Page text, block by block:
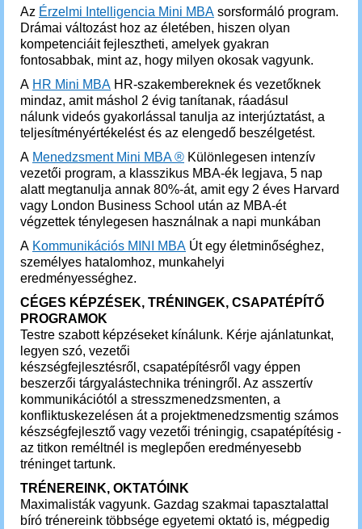
Az Érzelmi Intelligencia Mini MBA sorsformáló program.
Drámai változást hoz az életében, hiszen olyan
kompetenciáit fejlesztheti, amelyek gyakran
fontosabbak, mint az, hogy milyen okosak vagyunk.
A HR Mini MBA HR-szakembereknek és vezetőknek
mindaz, amit máshol 2 évig tanítanak, ráadásul
nálunk videós gyakorlással tanulja az interjúztatást, a
teljesítményértékelést és az elengedő beszélgetést.
A Menedzsment Mini MBA ® Különlegesen intenzív
vezetői program, a klasszikus MBA-ék legjava, 5 nap
alatt megtanulja annak 80%-át, amit egy 2 éves Harvard
vagy London Business School után az MBA-ét
végzettek ténylegesen használnak a napi munkában
A Kommunikációs MINI MBA Út egy életminőséghez,
személyes hatalomhoz, munkahelyi
eredményességhez.
CÉGES KÉPZÉSEK, TRÉNINGEK, CSAPATÉPÍTŐ
PROGRAMOK
Testre szabott képzéseket kínálunk. Kérje ajánlatunkat,
legyen szó, vezetői
készségfejlesztésről, csapatépítésről vagy éppen
beszerzői tárgyalástechnika tréningről. Az asszertív
kommunikációtól a stresszmenedzsmenten, a
konfliktuskezelésen át a projektmenedzsmentig számos
készségfejlesztő vagy vezetői tréningig, csapatépítésig -
az titkon reméltnél is meglepően eredményesebb
tréninget tartunk.
TRÉNEREINK, OKTATÓINK
Maximalisták vagyunk. Gazdag szakmai tapasztalattal
bíró trénereink többsége egyetemi oktató is, mégpedig